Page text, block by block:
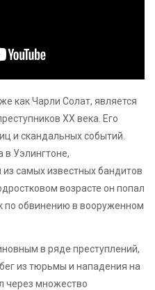
как Чарли Солат, является
XX века. Его
и скандальных событий.
в Уэлингтоне,
самых известных бандитов
возрасте он попал
по обвинению в вооруженном
в ряде преступлений,
из тюрьмы и нападения на
через множество